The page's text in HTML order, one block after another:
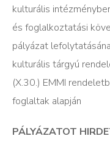
kulturális
és foglalkoztatási
pályázat
kulturális tárgyú
(X.30.) EMMI
foglaltak alapján
PÁLYÁZATOT